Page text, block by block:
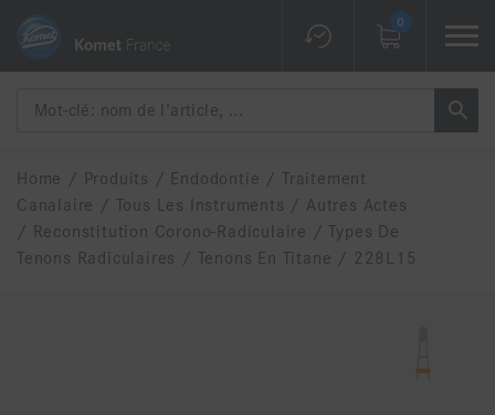
0
Home / Produits / Endodontie / Traitement
Canalaire
/ Tous Les Instruments / Autres Actes
/
Reconstitution Corono-Radiculaire / Types De
Tenons Radiculaires
/ Tenons En Titane / 228L15